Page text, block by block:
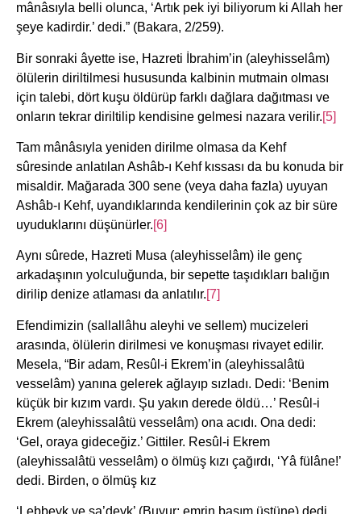
mânâsıyla belli olunca, ‘Artık pek iyi biliyorum ki Allah her
şeye kadirdir.’ dedi.” (Bakara, 2/259).
Bir sonraki âyette ise, Hazreti İbrahim’in (aleyhisselâm)
ölülerin diriltilmesi hususunda kalbinin mutmain olması
için talebi, dört kuşu öldürüp farklı dağlara dağıtması ve
onların tekrar diriltilip kendisine gelmesi nazara verilir.[5]
Tam mânâsıyla yeniden dirilme olmasa da Kehf
sûresinde anlatılan Ashâb-ı Kehf kıssası da bu konuda bir
misaldir. Mağarada 300 sene (veya daha fazla) uyuyan
Ashâb-ı Kehf, uyandıklarında kendilerinin çok az bir süre
uyuduklarını düşünürler.[6]
Aynı sûrede, Hazreti Musa (aleyhisselâm) ile genç
arkadaşının yolculuğunda, bir sepette taşıdıkları balığın
dirilip denize atlaması da anlatılır.[7]
Efendimizin (sallallâhu aleyhi ve sellem) mucizeleri
arasında, ölülerin dirilmesi ve konuşması rivayet edilir.
Mesela, “Bir adam, Resûl-i Ekrem’in (aleyhissalâtü
vesselâm) yanına gelerek ağlayıp sızladı. Dedi: ‘Benim
küçük bir kızım vardı. Şu yakın derede öldü…’ Resûl-i
Ekrem (aleyhissalâtü vesselâm) ona acıdı. Ona dedi:
‘Gel, oraya gideceğiz.’ Gittiler. Resûl-i Ekrem
(aleyhissalâtü vesselâm) o ölmüş kızı çağırdı, ‘Yâ fülâne!’
dedi. Birden, o ölmüş kız